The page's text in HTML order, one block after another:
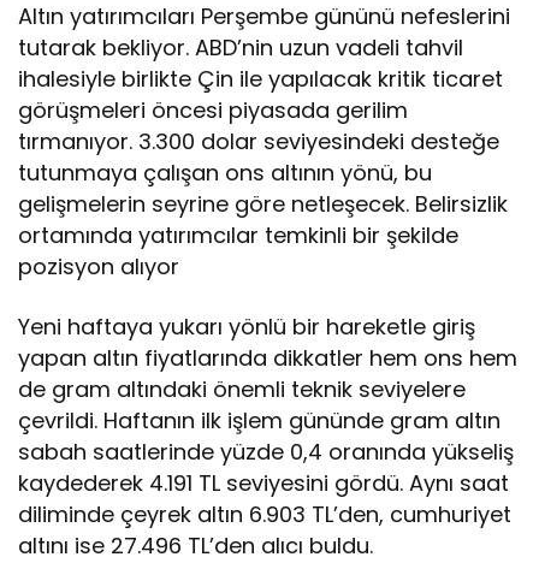
Altın yatırımcıları Perşembe gününü nefeslerini
tutarak bekliyor. ABD’nin uzun vadeli tahvil
ihalesiyle birlikte Çin ile yapılacak kritik ticaret
görüşmeleri öncesi piyasada gerilim
tırmanıyor. 3.300 dolar seviyesindeki desteğe
tutunmaya çalışan ons altının yönü, bu
gelişmelerin seyrine göre netleşecek. Belirsizlik
ortamında yatırımcılar temkinli bir şekilde
pozisyon alıyor
Yeni haftaya yukarı yönlü bir hareketle giriş
yapan altın fiyatlarında dikkatler hem ons hem
de gram altındaki önemli teknik seviyelere
çevrildi. Haftanın ilk işlem gününde gram altın
sabah saatlerinde yüzde 0,4 oranında yükseliş
kaydederek 4.191 TL seviyesini gördü. Aynı saat
diliminde çeyrek altın 6.903 TL’den, cumhuriyet
altını ise 27.496 TL’den alıcı buldu.